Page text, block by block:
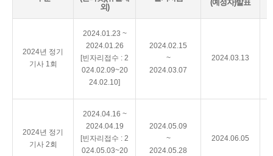
외)
(예정자)발표
2024년 정기
기사 1회
2024.01.23 ~
2024.01.26
[빈자리접수 : 2
024.02.09~20
24.02.10]
2024.02.15
~
2024.03.07
2024.03.13
2024년 정기
기사 2회
2024.04.16 ~
2024.04.19
[빈자리접수 : 2
024.05.03~20
2024.05.09
~
2024.05.28
2024.06.05